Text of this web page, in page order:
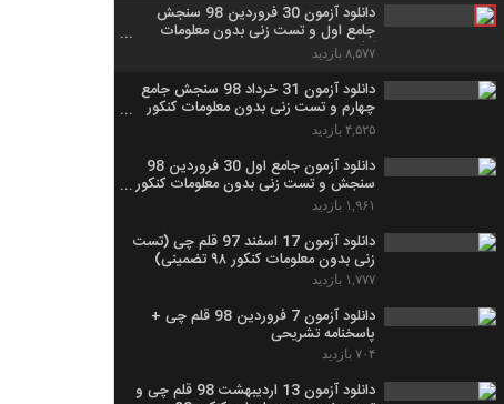
دانلود آزمون 30 فروردین 98 سنجش
جامع اول و تست زنی بدون معلومات
کنکور 98
۸,۵۷۷ بازدید
دانلود آزمون 31 خرداد 98 سنجش جامع
چهارم و تست زنی بدون معلومات کنکور
98 تضمینی
۴,۵۲۵ بازدید
دانلود آزمون جامع اول 30 فروردین 98
سنجش و تست زنی بدون معلومات کنکور
98 تضمینی
۱,۹۶۱ بازدید
دانلود آزمون 17 اسفند 97 قلم چی (تست
زنی بدون معلومات کنکور ۹۸ تضمینی)
۱,۷۷۷ بازدید
دانلود آزمون 7 فروردین 98 قلم چی +
پاسخنامه تشریحی
۷۰۴ بازدید
دانلود آزمون 13 اردیبهشت 98 قلم چی و